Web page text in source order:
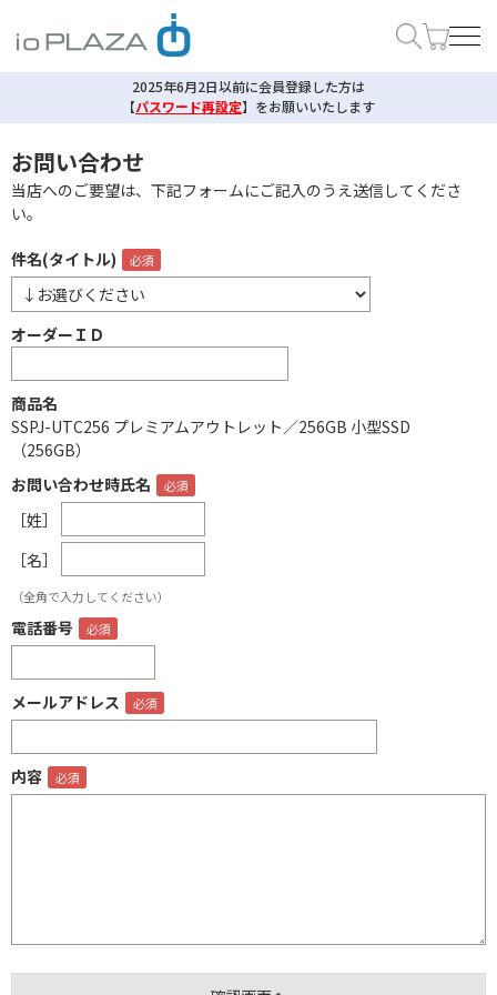
2025年6月2日以前に会員登録した方は
【パスワード再設定】 をお願いいたします
お問い合わせ
当店へのご要望は、下記フォームにご記入のうえ送信してくださ
い。
件名(タイトル)
オーダーＩＤ
商品名
SSPJ-UTC256 プレミアムアウトレット／256GB 小型SSD
（256GB）
お問い合わせ時氏名
［姓］
［名］
（全角で入力してください）
電話番号
メールアドレス
内容